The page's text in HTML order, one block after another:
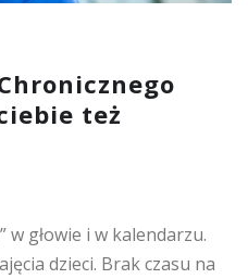
też
w głowie i w kalendarzu.
dzieci. Brak czasu na